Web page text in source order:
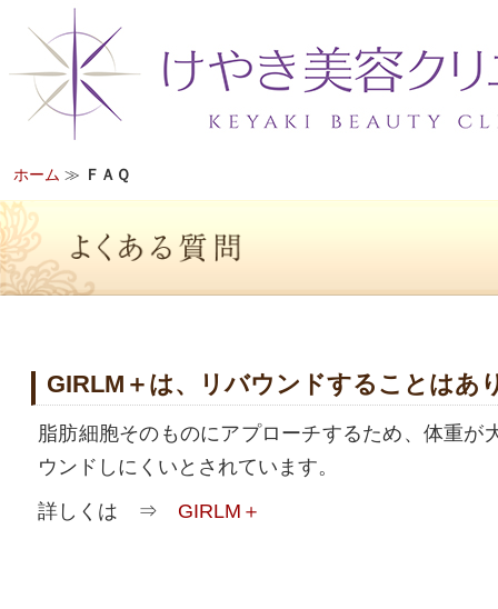
ホーム ≫ ＦＡＱ
GIRLM＋は、リバウンドすることはあ
脂肪細胞そのものにアプローチするため、体重が
ウンドしにくいとされています。
詳しくは ⇒ GIRLM＋